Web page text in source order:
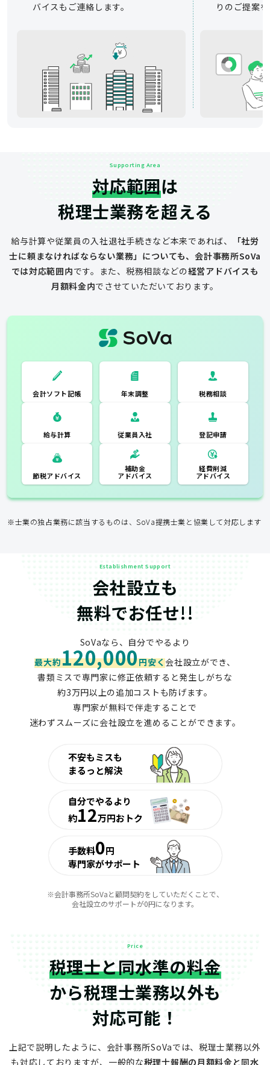
バイスもご連絡します。
りのご提案
Supporting Area
対応範囲は
税理士業務を超える
給与計算や従業員の入社退社手続きなど本来であれば、
「社労
士に頼まなければならない業務」についても、会計事務所SoVa
では対応範囲内です。 また、税務相談などの経営アドバイスも
月額料金内でさせていただいております。
一般的な税理士
会計ソフト記
帳 年末調整 税務相談
会計ソフト記帳
年末調整
税務相談
給与計算
従業員入社
登記申請
節税アドバイス
補助金
アドバイス
アドバイス
※士業の独占業務に該当するものは、SoVa提携士業と協業して対応します
Establishment Support
会社設立も
無料でお任せ!!
SoVaなら、自分でやるより
最大約120,000円安く会社設立ができ、
書類ミスで専門家に修正依頼すると発生しがちな
約3万円以上の追加コストも防げます。
専門家が無料で伴走することで
迷わずスムーズに会社設立を進めることができます。
不安もミスも
まるっと解決
自分でやるより
約12万円おトク
手数料0円
専門家がサポート
※会計事務所SoVaと顧問契約をしていただくことで、
会社設立のサポートが0円になります。
Price
税理士と同水準の料金
から税理士業務以外も
対応可能！
上記で説明したように、会計事務所SoVaでは、税理士業務以外
も対応しておりますが、 一般的な税理士報酬の月額料金と同水